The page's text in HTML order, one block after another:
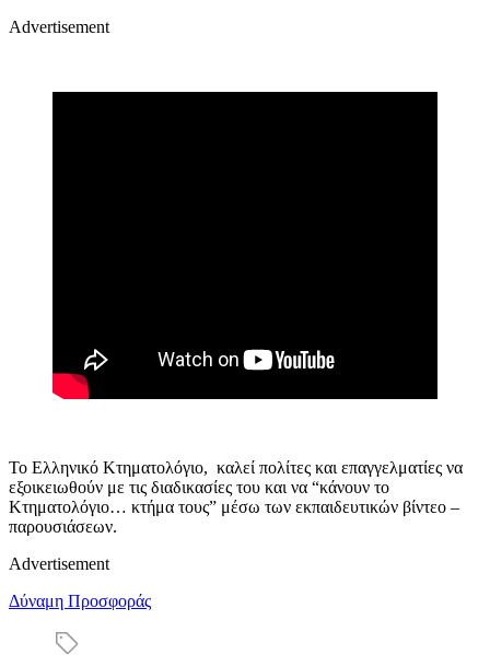
Advertisement
Το Ελληνικό Κτηματολόγιο, καλεί πολίτες και επαγγελματίες να
εξοικειωθούν με τις διαδικασίες του και να “κάνουν το
Κτηματολόγιο… κτήμα τους” μέσω των εκπαιδευτικών βίντεο –
παρουσιάσεων.
Advertisement
Δύναμη Προσφοράς